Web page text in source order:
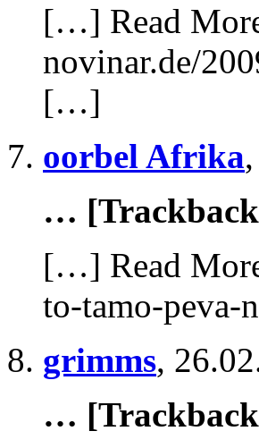
[…] Read
novinar.de/
[…]
oorbel Afrika,
…
[…] Read
to-tamo-
grimms,
…